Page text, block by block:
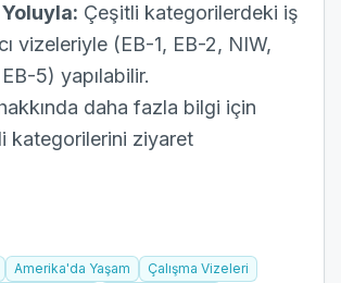
Çeşitli kategorilerdeki iş
vizeleriyle (EB-1, EB-2, NIW,
5) yapılabilir.
daha fazla bilgi için
kategorilerini ziyaret
Amerika'da Yaşam
Çalışma Vizeleri